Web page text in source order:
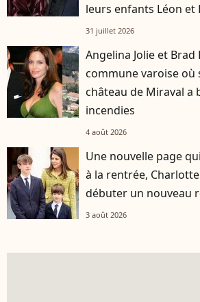
leurs enfants Léon et
31 juillet 2026
Angelina Jolie et
commune varoise où
château de Miraval a
incendies
4 août 2026
Une nouvelle page
à la rentrée,
débuter un nouveau
3 août 2026